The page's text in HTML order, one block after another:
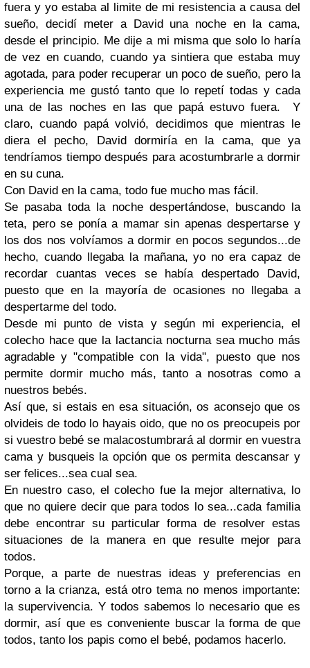
fuera y yo estaba al limite de mi resistencia a causa del
sueño, decidí meter a David una noche en la cama,
desde el principio. Me dije a mi misma que solo lo haría
de vez en cuando, cuando ya sintiera que estaba muy
agotada, para poder recuperar un poco de sueño, pero la
experiencia me gustó tanto que lo repetí todas y cada
una de las noches en las que papá estuvo fuera. Y
claro, cuando papá volvió, decidimos que mientras le
diera el pecho, David dormiría en la cama, que ya
tendríamos tiempo después para acostumbrarle a dormir
en su cuna.
Con David en la cama, todo fue mucho mas fácil.
Se pasaba toda la noche despertándose, buscando la
teta, pero se ponía a mamar sin apenas despertarse y
los dos nos volvíamos a dormir en pocos segundos...de
hecho, cuando llegaba la mañana, yo no era capaz de
recordar cuantas veces se había despertado David,
puesto que en la mayoría de ocasiones no llegaba a
despertarme del todo.
Desde mi punto de vista y según mi experiencia, el
colecho hace que la lactancia nocturna sea mucho más
agradable y "compatible con la vida", puesto que nos
permite dormir mucho más, tanto a nosotras como a
nuestros bebés.
Así que, si estais en esa situación, os aconsejo que os
olvideis de todo lo hayais oido, que no os preocupeis por
si vuestro bebé se malacostumbrará al dormir en vuestra
cama y busqueis la opción que os permita descansar y
ser felices...sea cual sea.
En nuestro caso, el colecho fue la mejor alternativa, lo
que no quiere decir que para todos lo sea...cada familia
debe encontrar su particular forma de resolver estas
situaciones de la manera en que resulte mejor para
todos.
Porque, a parte de nuestras ideas y preferencias en
torno a la crianza, está otro tema no menos importante:
la supervivencia. Y todos sabemos lo necesario que es
dormir, así que es conveniente buscar la forma de que
todos, tanto los papis como el bebé, podamos hacerlo.